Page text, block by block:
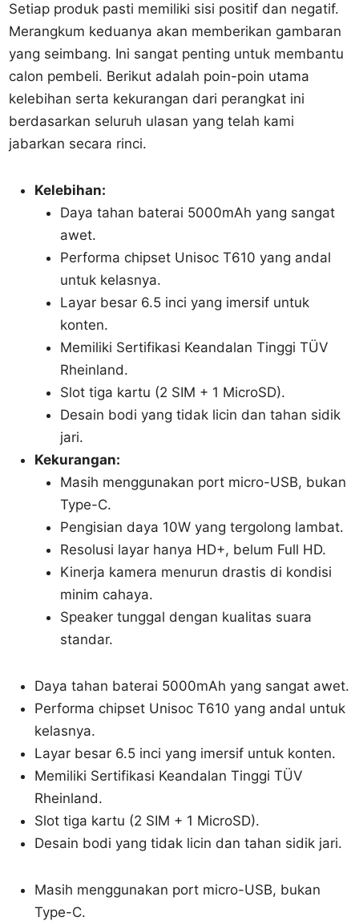
Setiap produk pasti memiliki sisi positif dan negatif.
Merangkum keduanya akan memberikan gambaran
yang seimbang. Ini sangat penting untuk membantu
calon pembeli. Berikut adalah poin-poin utama
kelebihan serta kekurangan dari perangkat ini
berdasarkan seluruh ulasan yang telah kami
jabarkan secara rinci.
Kelebihan:
Daya tahan baterai 5000mAh yang sangat
awet.
Performa chipset Unisoc T610 yang andal
untuk kelasnya.
Layar besar 6.5 inci yang imersif untuk
konten.
Memiliki Sertifikasi Keandalan Tinggi TÜV
Rheinland.
Slot tiga kartu (2 SIM + 1 MicroSD).
Desain bodi yang tidak licin dan tahan sidik
jari.
Kekurangan:
Masih menggunakan port micro-USB, bukan
Type-C.
Pengisian daya 10W yang tergolong lambat.
Resolusi layar hanya HD+, belum Full HD.
Kinerja kamera menurun drastis di kondisi
minim cahaya.
Speaker tunggal dengan kualitas suara
standar.
Daya tahan baterai 5000mAh yang sangat awet.
Performa chipset Unisoc T610 yang andal untuk
kelasnya.
Layar besar 6.5 inci yang imersif untuk konten.
Memiliki Sertifikasi Keandalan Tinggi TÜV
Rheinland.
Slot tiga kartu (2 SIM + 1 MicroSD).
Desain bodi yang tidak licin dan tahan sidik jari.
Masih menggunakan port micro-USB, bukan
Type-C.